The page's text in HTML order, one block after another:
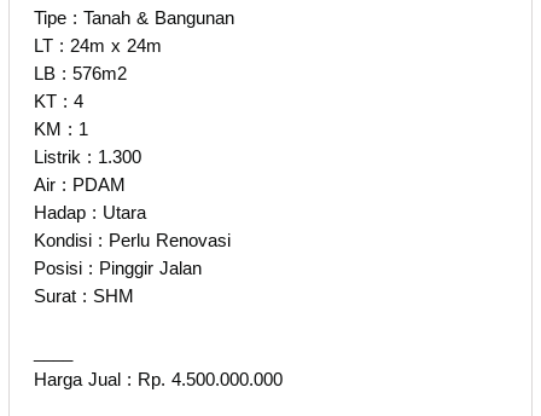
Tipe : Tanah & Bangunan
LT : 24m x 24m
LB : 576m2
KT : 4
KM : 1
Listrik : 1.300
Air : PDAM
Hadap : Utara
Kondisi : Perlu Renovasi
Posisi : Pinggir Jalan
Surat : SHM
Harga Jual : Rp. 4.500.000.000